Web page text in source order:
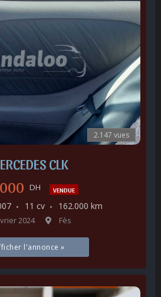
2.147 vues
CLK
DH VENDUE
11 cv 162.000 km
2024 Fès
l'annonce »